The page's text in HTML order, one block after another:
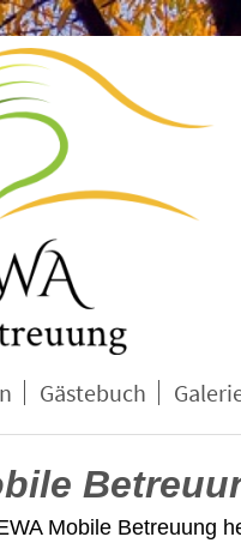
Gästebuch
Mobile Betreuung